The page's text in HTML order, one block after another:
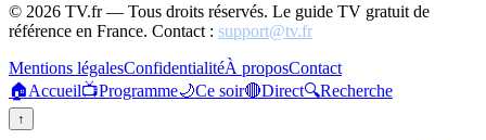
© 2026 TV.fr — Tous droits réservés. Le guide TV gratuit de
référence en France. Contact : support@tv.fr
Mentions légalesConfidentialitéÀ proposContact
🏠Accueil📺Programme🌙Ce soir🔴Direct🔍Recherche
↑